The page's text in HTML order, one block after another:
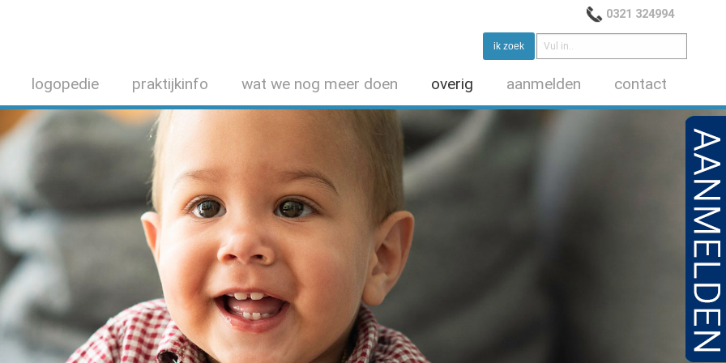
0321 324994
logopedie praktijkinfo wat we nog meer doen overig aanmelden contact